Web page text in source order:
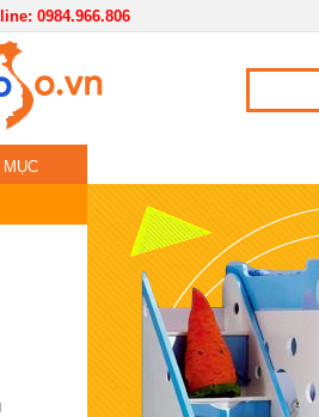
0984.966.806